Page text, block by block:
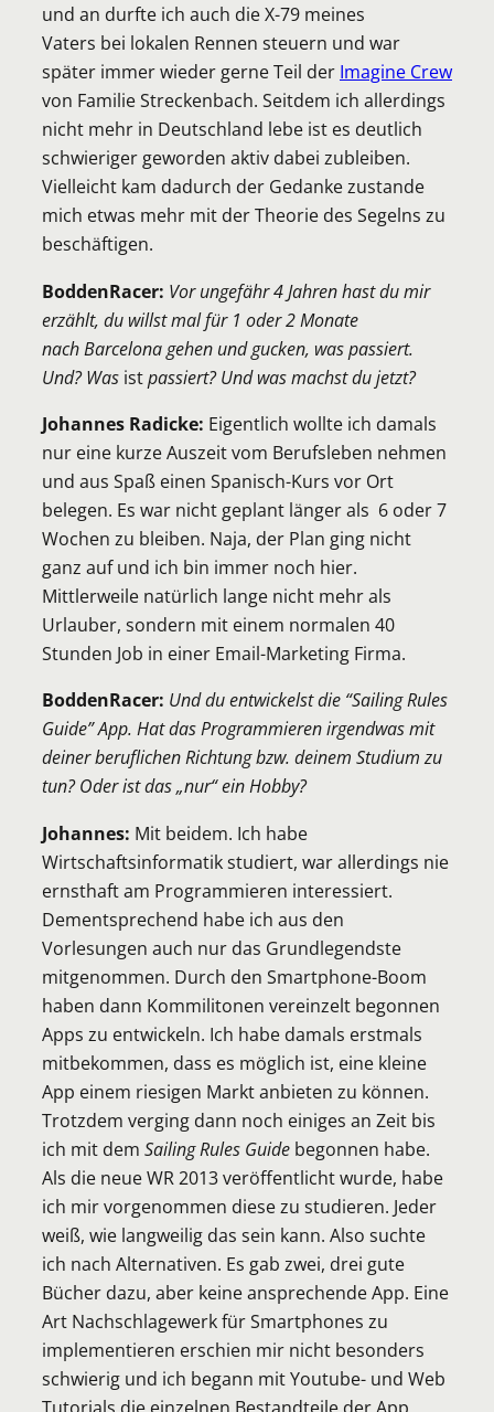
und an durfte ich auch die X-79 meines
Vaters bei lokalen Rennen steuern und war
später immer wieder gerne Teil der Imagine Crew
von Familie Streckenbach. Seitdem ich allerdings
nicht mehr in Deutschland lebe ist es deutlich
schwieriger geworden aktiv dabei zubleiben.
Vielleicht kam dadurch der Gedanke zustande
mich etwas mehr mit der Theorie des Segelns zu
beschäftigen.
BoddenRacer: Vor ungefähr 4 Jahren hast du mir
erzählt, du willst mal für 1 oder 2 Monate
nach Barcelona gehen und gucken, was passiert.
Und? Was istpassiert? Und was machst du jetzt?
Johannes Radicke: Eigentlich wollte ich damals
nur eine kurze Auszeit vom Berufsleben nehmen
und aus Spaß einen Spanisch-Kurs vor Ort
belegen. Es war nicht geplant länger als 6 oder 7
Wochen zu bleiben. Naja, der Plan ging nicht
ganz auf und ich bin immer noch hier.
Mittlerweile natürlich lange nicht mehr als
Urlauber, sondern mit einem normalen 40
Stunden Job in einer Email-Marketing Firma.
BoddenRacer: Und du entwickelst die “Sailing Rules
Guide” App. Hat das Programmieren irgendwas mit
deiner beruflichen Richtung bzw. deinem Studium zu
tun? Oder ist das „nur“ ein Hobby?
Johannes: Mit beidem. Ich habe
Wirtschaftsinformatik studiert, war allerdings nie
ernsthaft am Programmieren interessiert.
Dementsprechend habe ich aus den
Vorlesungen auch nur das Grundlegendste
mitgenommen. Durch den Smartphone-Boom
haben dann Kommilitonen vereinzelt begonnen
Apps zu entwickeln. Ich habe damals erstmals
mitbekommen, dass es möglich ist, eine kleine
App einem riesigen Markt anbieten zu können.
Trotzdem verging dann noch einiges an Zeit bis
ich mit dem Sailing Rules Guide begonnen habe.
Als die neue WR 2013 veröffentlicht wurde, habe
ich mir vorgenommen diese zu studieren. Jeder
weiß, wie langweilig das sein kann. Also suchte
ich nach Alternativen. Es gab zwei, drei gute
Bücher dazu, aber keine ansprechende App. Eine
Art Nachschlagewerk für Smartphones zu
implementieren erschien mir nicht besonders
schwierig und ich begann mit Youtube- und Web
Tutorials die einzelnen Bestandteile der App